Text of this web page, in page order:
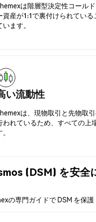
は階層型決定性コール
資産が1:1で裏付けられている
います。
い流動性
は、現物取引と先物取
われているため、すべての上
(DSM) を安全
の専門ガイドで DSM を保護